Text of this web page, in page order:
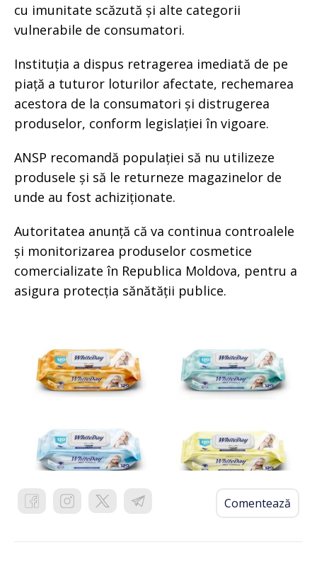
cu imunitate scăzută și alte categorii
vulnerabile de consumatori.
Instituția a dispus retragerea imediată de pe
piață a tuturor loturilor afectate, rechemarea
acestora de la consumatori și distrugerea
produselor, conform legislației în vigoare.
ANSP recomandă populației să nu utilizeze
produsele și să le returneze magazinelor de
unde au fost achiziționate.
Autoritatea anunță că va continua controalele
și monitorizarea produselor cosmetice
comercializate în Republica Moldova, pentru a
asigura protecția sănătății publice.
Comentează